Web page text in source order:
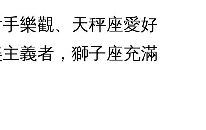
樂觀、天秤座愛好
義者，獅子座充滿